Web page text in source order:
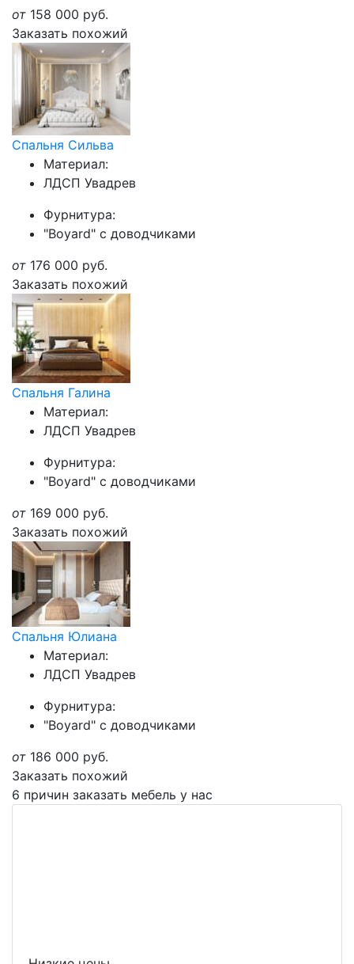
от 158 000 руб.
Заказать похожий
Спальня Сильва
Материал:
ЛДСП Увадрев
Фурнитура:
"Boyard" с доводчиками
от 176 000 руб.
Заказать похожий
Спальня Галина
Материал:
ЛДСП Увадрев
Фурнитура:
"Boyard" с доводчиками
от 169 000 руб.
Заказать похожий
Спальня Юлиана
Материал:
ЛДСП Увадрев
Фурнитура:
"Boyard" с доводчиками
от 186 000 руб.
Заказать похожий
6 причин заказать мебель у нас